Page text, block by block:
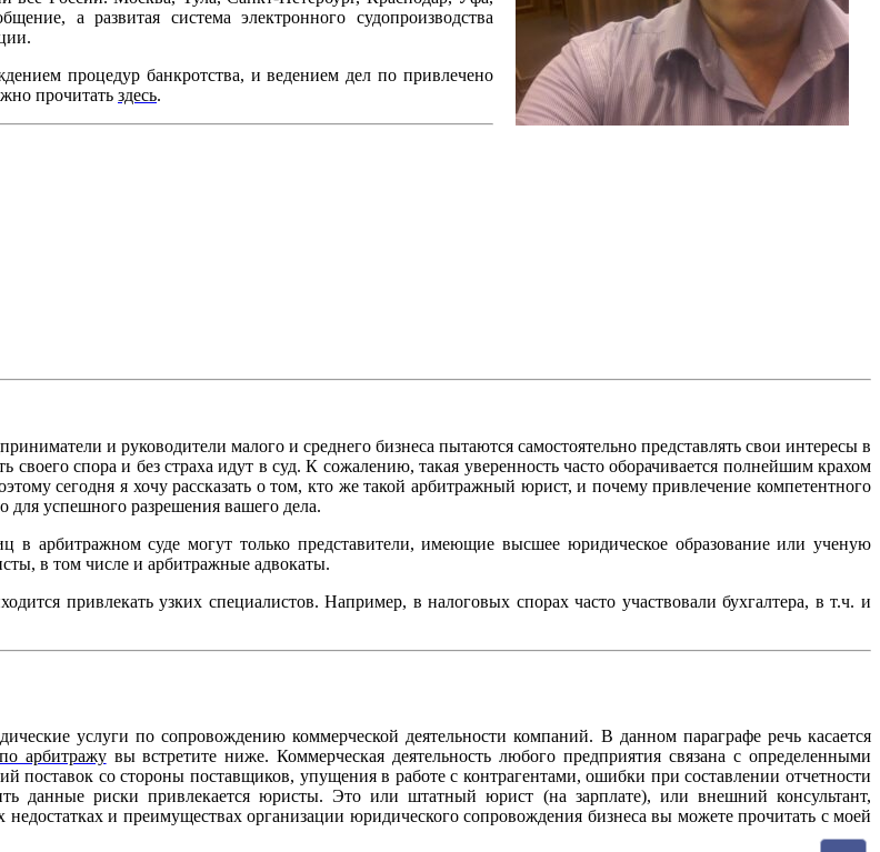
а развитая система электронного судопроизводства
процедур банкротства, и ведением дел по привлечено
прочитать здесь.
и руководители малого и среднего бизнеса пытаются самостоятельно представлять свои интересы в
спора и без страха идут в суд. К сожалению, такая уверенность часто оборачивается полнейшим крахом
сегодня я хочу рассказать о том, кто же такой арбитражный юрист, и почему привлечение компетентного
для успешного разрешения вашего дела.
в арбитражном суде могут только представители, имеющие высшее юридическое образование или ученую
в том числе и арбитражные адвокаты.
привлекать узких специалистов. Например, в налоговых спорах часто участвовали бухгалтера, в т.ч. и
услуги по сопровождению коммерческой деятельности компаний. В данном параграфе речь касается
арбитражувы встретите ниже. Коммерческая деятельность любого предприятия связана с определенными
поставок со стороны поставщиков, упущения в работе с контрагентами, ошибки при составлении отчетности
данные риски привлекается юристы. Это или штатный юрист (на зарплате), или внешний консультант,
и преимуществах организации юридического сопровождения бизнеса вы можете прочитать с моей